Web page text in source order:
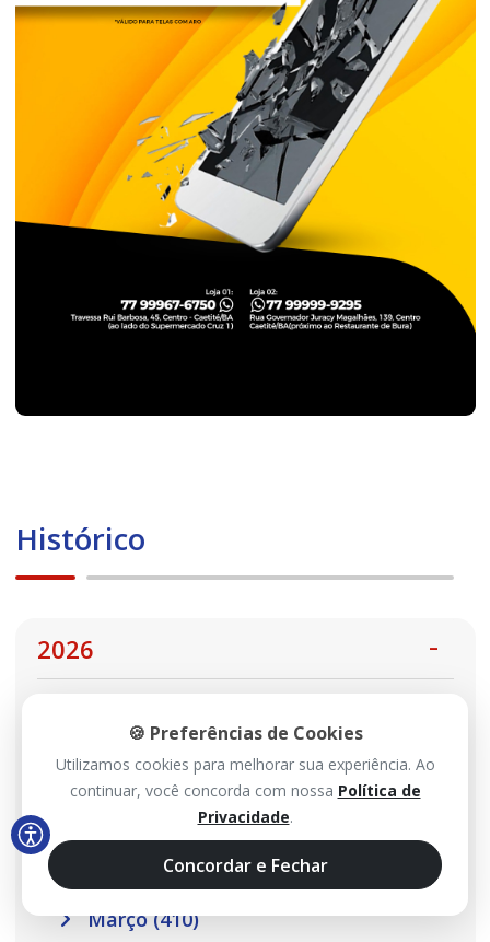
Histórico
2026
Julho (467)
Junho (485)
Maio (517)
Abril (457)
Março (410)
🍪 Preferências de Cookies
Utilizamos cookies para melhorar sua experiência. Ao
continuar, você concorda com nossa Política de
Privacidade.
Concordar e Fechar